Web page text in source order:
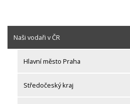
Naši vodaři v ČR
Hlavní město Praha
Středočeský kraj